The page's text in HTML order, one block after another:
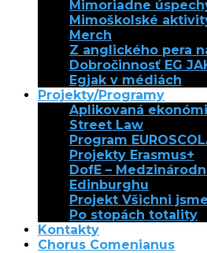
Mimoriadne
Mimoškolské
Merch
Z anglického pera
Dobročinnosť EG
Egjak v médiách
Projekty/Programy
Aplikovaná
Street Law
Program
Projekty Erasmus+
DofE –
Edinburghu
Projekt Všichni
Po stopách totality
Kontakty
Chorus Comenianus